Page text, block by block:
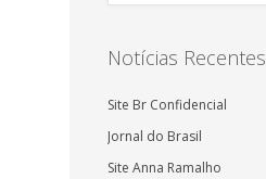
Notícias Recentes
Site Br Confidencial
Jornal do Brasil
Site Anna Ramalho